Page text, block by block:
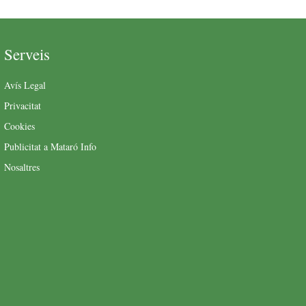
Serveis
Avís Legal
Privacitat
Cookies
Publicitat a Mataró Info
Nosaltres